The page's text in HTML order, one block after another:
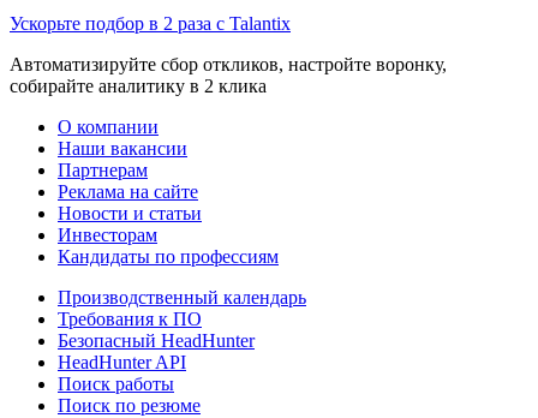
Ускорьте подбор в 2 раза с Talantix
Автоматизируйте сбор откликов, настройте воронку,
собирайте аналитику в 2 клика
О компании
Наши вакансии
Партнерам
Реклама на сайте
Новости и статьи
Инвесторам
Кандидаты по профессиям
Производственный календарь
Требования к ПО
Безопасный HeadHunter
HeadHunter API
Поиск работы
Поиск по резюме